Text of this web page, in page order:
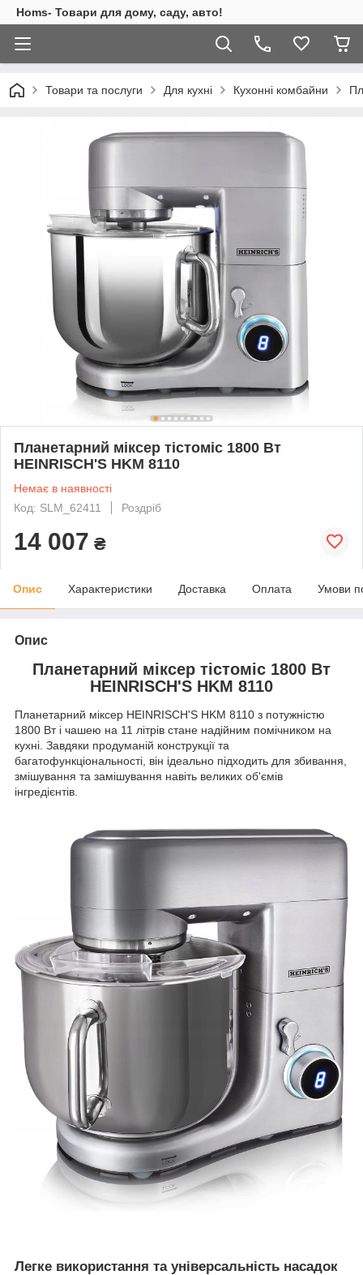
Homs- Товари для дому, саду, авто!
Товари та послуги Для кухні Кухонні комбайни
Планетарний міксер тістоміс 1800 Вт
HEINRISCH'S HKM 8110
Немає в наявності
Код: SLM_62411
Роздріб
14 007 ₴
Опис Характеристики Доставка Оплата Умови
Опис
Планетарний міксер тістоміс 1800 Вт
HEINRISCH'S HKM 8110
Планетарний міксер HEINRISCH'S HKM 8110 з потужністю
1800 Вт і чашею на 11 літрів стане надійним помічником на
кухні. Завдяки продуманій конструкції та
багатофункціональності, він ідеально підходить для збивання,
змішування та замішування навіть великих об'ємів
інгредієнтів.
Легке використання та універсальність насадок